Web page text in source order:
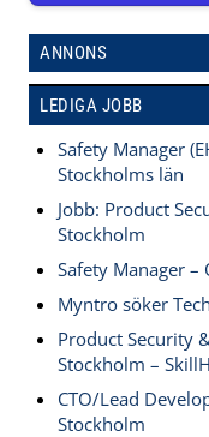
ANNONS
LEDIGA JOBB
Safety Manager
Stockholms län
Jobb: Product
Stockholm
Safety Manager –
Myntro söker
Product Security
Stockholm –
CTO/Lead
Stockholm